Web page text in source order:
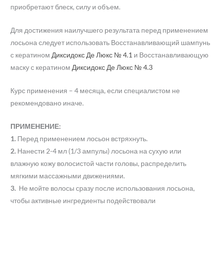
приобретают блеск, силу и объем.
Для достижения наилучшего результата перед применением
лосьона следует использовать Восстанавливающий шампунь
с кератином Диксидокс Де Люкс № 4.1 и Восстанавливающую
маску с кератином Диксидокс Де Люкс № 4.3
Курс применения – 4 месяца, если специалистом не
рекомендовано иначе.
ПРИМЕНЕНИЕ:
1. Перед применением лосьон встряхнуть.
2. Нанести 2-4 мл (1/3 ампулы) лосьона на сухую или
влажную кожу волосистой части головы, распределить
мягкими массажными движениями.
3. Не мойте волосы сразу после использования лосьона,
чтобы активные ингредиенты подействовали